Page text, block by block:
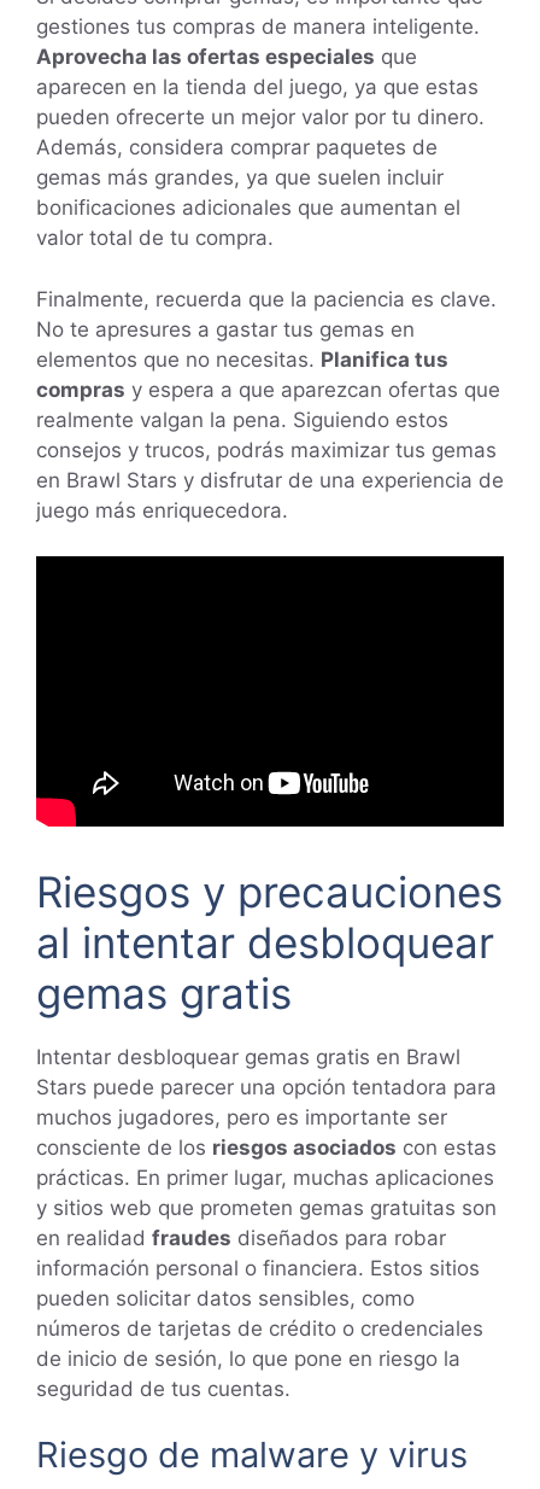
gestiones tus compras de manera inteligente.
Aprovecha las ofertas especiales que
aparecen en la tienda del juego, ya que estas
pueden ofrecerte un mejor valor por tu dinero.
Además, considera comprar paquetes de
gemas más grandes, ya que suelen incluir
bonificaciones adicionales que aumentan el
valor total de tu compra.
Finalmente, recuerda que la paciencia es clave.
No te apresures a gastar tus gemas en
elementos que no necesitas. Planifica tus
compras y espera a que aparezcan ofertas que
realmente valgan la pena. Siguiendo estos
consejos y trucos, podrás maximizar tus gemas
en Brawl Stars y disfrutar de una experiencia de
juego más enriquecedora.
Riesgos y precauciones
al intentar desbloquear
gemas gratis
Intentar desbloquear gemas gratis en Brawl
Stars puede parecer una opción tentadora para
muchos jugadores, pero es importante ser
consciente de los riesgos asociados con estas
prácticas. En primer lugar, muchas aplicaciones
y sitios web que prometen gemas gratuitas son
en realidad fraudes diseñados para robar
información personal o financiera. Estos sitios
pueden solicitar datos sensibles, como
números de tarjetas de crédito o credenciales
de inicio de sesión, lo que pone en riesgo la
seguridad de tus cuentas.
Riesgo de malware y virus